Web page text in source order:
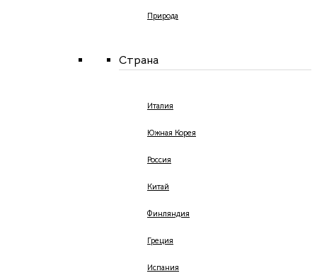
Природа
Страна
Италия
Южная Корея
Россия
Китай
Финляндия
Греция
Испания